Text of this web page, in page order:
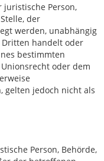
Person,
der
werden, unabhängig
handelt oder
bestimmten
oder dem
gelten jedoch nicht als
Person, Behörde,